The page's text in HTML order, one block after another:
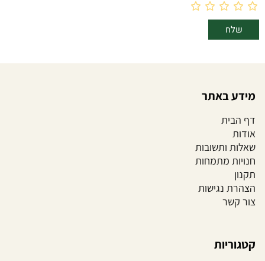
בחר מידה:
מידע באתר
דף הבית
אודות
שאלות ותשובות
חנויות מתמחות
תקנון
הצהרת נגישות
צור קשר
קטגוריות